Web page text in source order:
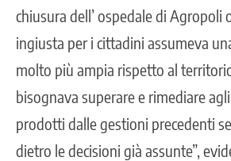
chiusura dell’ ospedale di Agropoli
ingiusta per i cittadini assumeva
molto più ampia rispetto al
bisognava superare e rimediare
prodotti dalle gestioni precedenti
dietro le decisioni già assunte”,